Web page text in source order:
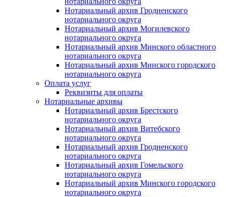
Нотариальный архив Гродненского
нотариального округа
Нотариальный архив Могилевского
нотариального округа
Нотариальный архив Минского областного
нотариального округа
Нотариальный архив Минского городского
нотариального округа
Оплата услуг
Реквизиты для оплаты
Нотариальные архивы
Нотариальный архив Брестского
нотариального округа
Нотариальный архив Витебского
нотариального округа
Нотариальный архив Гродненского
нотариального округа
Нотариальный архив Гомельского
нотариального округа
Нотариальный архив Минского городского
нотариального округа